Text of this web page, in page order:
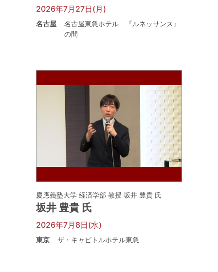
2026年7月27日(月)
名古屋
名古屋東急ホテル 『ルネッサンス』
の間
慶應義塾大学 経済学部 教授 坂井 豊貴 氏
坂井 豊貴 氏
2026年7月8日(水)
東京 ザ・キャピトルホテル東急